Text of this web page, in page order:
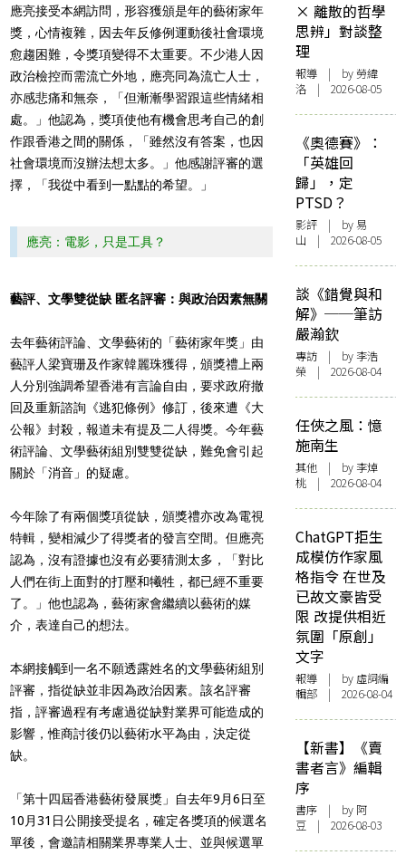
應亮接受本網訪問，形容獲頒是年的藝術家年
獎，心情複雜，因去年反修例運動後社會環境
愈趨困難，令獎項變得不太重要。不少港人因
政治檢控而需流亡外地，應亮同為流亡人士，
亦感悲痛和無奈，「但漸漸學習跟這些情緒相
處。」他認為，獎項使他有機會思考自己的創
作跟香港之間的關係，「雖然沒有答案，也因
社會環境而沒辦法想太多。」他感謝評審的選
擇，「我從中看到一點點的希望。」
應亮：電影，只是工具？
藝評、文學雙從缺 匿名評審：與政治因素無關
去年藝術評論、文學藝術的「藝術家年獎」由
藝評人梁寶珊及作家韓麗珠獲得，頒獎禮上兩
人分別強調希望香港有言論自由，要求政府撤
回及重新諮詢《逃犯條例》修訂，後來遭《大
公報》封殺，報道未有提及二人得獎。今年藝
術評論、文學藝術組別雙雙從缺，難免會引起
關於「消音」的疑慮。
今年除了有兩個獎項從缺，頒獎禮亦改為電視
特輯，變相減少了得獎者的發言空間。但應亮
認為，沒有證據也沒有必要猜測太多，「對比
人們在街上面對的打壓和犧牲，都已經不重要
了。」他也認為，藝術家會繼續以藝術的媒
介，表達自己的想法。
本網接觸到一名不願透露姓名的文學藝術組別
評審，指從缺並非因為政治因素。該名評審
指，評審過程有考慮過從缺對業界可能造成的
影響，惟商討後仍以藝術水平為由，決定從
缺。
「第十四屆香港藝術發展獎 」
自去年9月6日至
10月31日公開接受提名，確定各獎項的候選名
單後，會邀請相關業界專業人士、並與候選單
× 離散的哲學
思辨」對談整
理
報導 | by 勞緯
洛 | 2026-08-05
《奧德賽》：
「英雄回
歸」，定
PTSD？
影評 | by 易
山 | 2026-08-05
談《錯覺與和
解》──筆訪
嚴瀚欽
專訪 | by 李浩
榮 | 2026-08-04
任俠之風：憶
施南生
其他 | by 李焯
桃 | 2026-08-04
ChatGPT拒生
成模仿作家風
格指令 在世及
已故文豪皆受
限 改提供相近
氛圍「原創」
文字
報導 | by 虛詞編
輯部 | 2026-08-04
【新書】《賣
書者言》編輯
序
書序 | by 阿
豆 | 2026-08-03